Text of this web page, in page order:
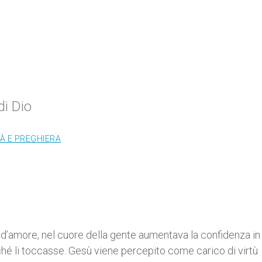
Dio
E PREGHIERA
nel cuore della gente aumentava la confidenza in
li toccasse. Gesù viene percepito come carico di virtù